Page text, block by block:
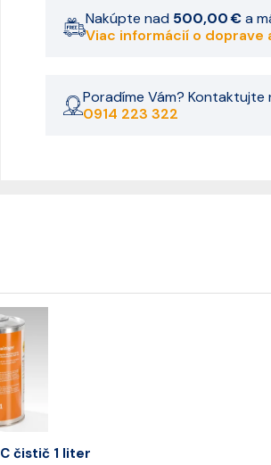
Nakúpte nad 500,00 €a
Viac informácií o doprave
Poradíme Vám? Kontaktujte
0914 223 322
čistič 1 liter